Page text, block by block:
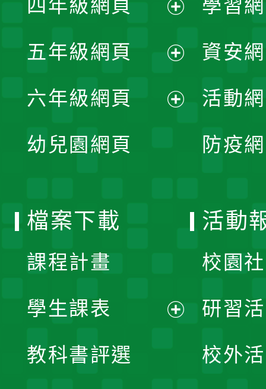
選
單
開
選
單
四年級網頁
開
選
五年級網頁
開
六年級網頁
幼兒園網頁
學習
資安
活動
防疫
檔案下載
課程計畫
學生課表
教科書評選
活動
校園
研習
校外